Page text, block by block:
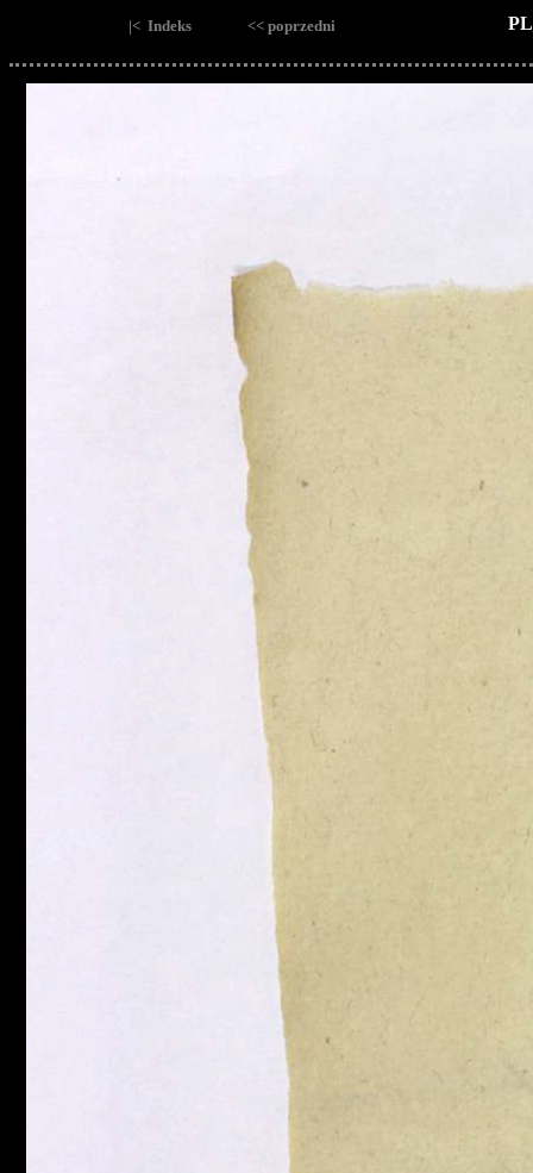
|< Indeks << poprzedni